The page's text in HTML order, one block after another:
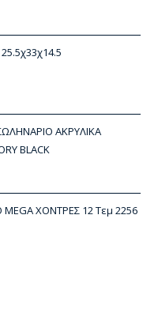
ΑΚΡΥΛΙΚΑ
BLACK
ΧΟΝΤΡΕΣ 12 Τεμ 2256